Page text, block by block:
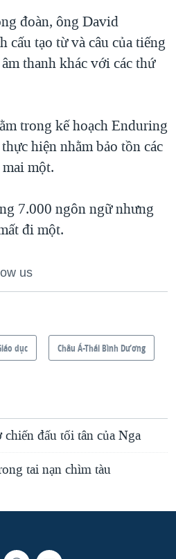
đoàn, ông David
cấu tạo từ và câu của tiếng
thanh khác với các thứ
trong kế hoạch Enduring
hiện nhằm bảo tồn các
một.
7.000 ngôn ngữ nhưng
đi một.
us
dục Châu Á-Thái Bình Dương
đấu tối tân của Nga
tai nạn chìm tàu